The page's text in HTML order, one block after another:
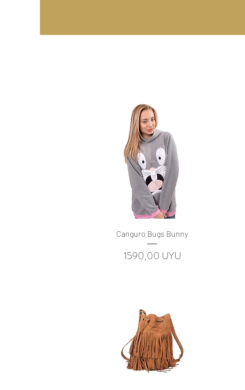
Vista rápida
Canguro Bugs Bunny
Precio
1590,00 UYU